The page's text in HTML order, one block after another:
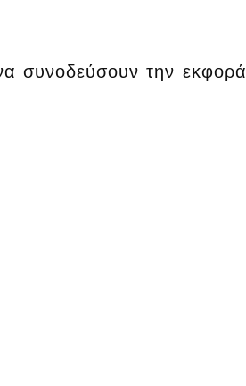
συνοδεύσουν την εκφορά